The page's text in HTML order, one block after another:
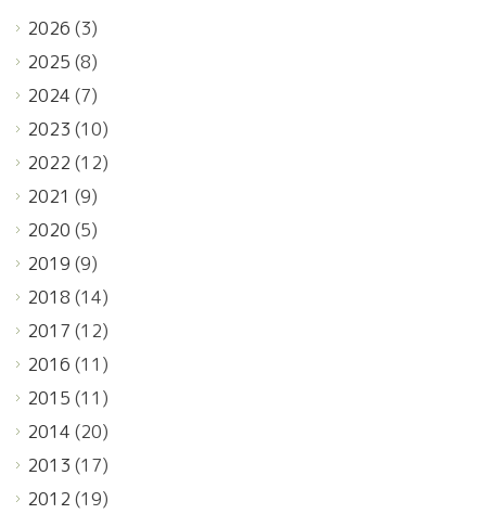
2026 (3)
2025 (8)
2024 (7)
2023 (10)
2022 (12)
2021 (9)
2020 (5)
2019 (9)
2018 (14)
2017 (12)
2016 (11)
2015 (11)
2014 (20)
2013 (17)
2012 (19)